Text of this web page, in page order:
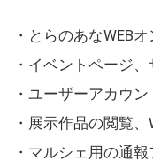
・とらのあなWEB
・イベントページ
・ユーザーアカウ
・展示作品の閲覧
・マルシェ用の通